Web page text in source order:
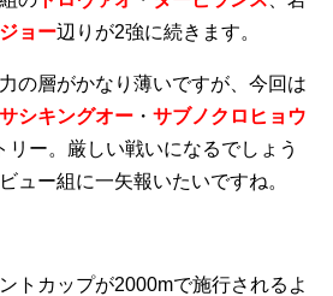
ョー辺りが2強に続きます。
の層がかなり薄いですが、今回は
シキングオー ・ サブノクロヒョウ
リー。厳しい戦いになるでしょう
ュー組に一矢報いたいですね。
トカップが2000mで施行されるよ